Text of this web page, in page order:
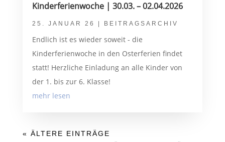
Kinderferienwoche | 30.03. – 02.04.2026
25. JANUAR 26 BEITRAGSARCHIV
Endlich ist es wieder soweit - die
Kinderferienwoche in den Osterferien findet
statt! Herzliche Einladung an alle Kinder von
der 1. bis zur 6. Klasse!
mehr lesen
« ÄLTERE EINTRÄGE